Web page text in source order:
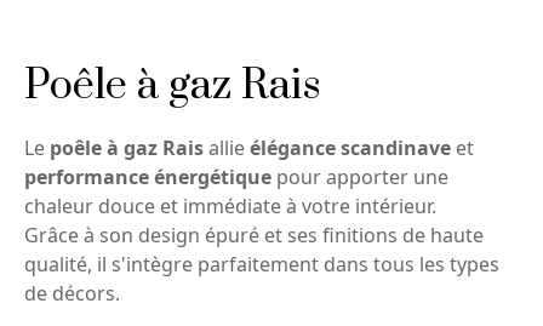
Poêle à gaz Rais
Le poêle à gaz Raisallieélégance scandinave et
performance énergétique pour apporter une
chaleur douce et immédiate à votre intérieur.
Grâce à son design épuré et ses finitions de haute
qualité, il s'intègre parfaitement dans tous les types
de décors.